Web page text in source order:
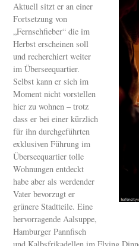
Aktuell sitzt er an einer
Fortsetzung von
„Fernsehfieber“ die im
Herbst erscheinen soll
und recherchiert weiter
im Überseequartier.
Selbst kann er sich im
Moment nicht vorstellen
hier zu wohnen – trotz
dass er bei einer kürzlich
für ihn durchgeführten
exklusiven Führung im
Überseequartier tolle
Wohnungen entdeckt
habe aber als werdender
Vater bevorzugt er
grünere Stadtteile. Eine
hervorragende Aalsuppe,
Hamburger Pannfisch